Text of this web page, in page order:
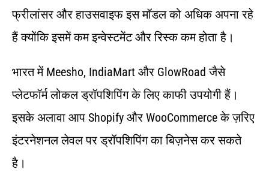
फ्रीलांसर और हाउसवाइफ इस मॉडल को अधिक अपना रहे
हैं क्योंकि इसमें कम इन्वेस्टमेंट और रिस्क कम होता है।
भारत में Meesho, IndiaMart और GlowRoad जैसे
प्लेटफॉर्म लोकल ड्रॉपशिपिंग के लिए काफी उपयोगी हैं।
इसके अलावा आप Shopify और WooCommerce के ज़रिए
इंटरनेशनल लेवल पर ड्रॉपशिपिंग का बिज़नेस कर सकते
है।